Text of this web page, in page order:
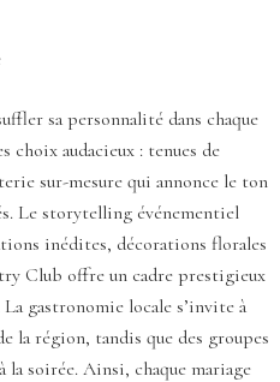
sa personnalité dans chaque
choix audacieux : tenues de
sur-mesure qui annonce le ton
Le storytelling événementiel
inédites, décorations florales
Club offre un cadre prestigieux
gastronomie locale s’invite à
la région, tandis que des groupes
la soirée. Ainsi, chaque mariage